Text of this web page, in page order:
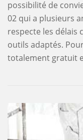
possibilité de
02 qui a plusieurs
respecte les délais
outils adaptés.
totalement gratuit